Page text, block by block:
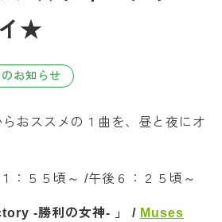
★
お知らせ
おススメの１曲を、昼と夜にオ
５５頃～ /午後６：２５頃～
-勝利の女神- 」 / Muses